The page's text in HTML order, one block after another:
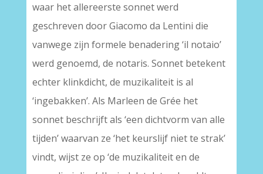
waar het allereerste sonnet werd
geschreven door Giacomo da Lentini die
vanwege zijn formele benadering ‘il notaio’
werd genoemd, de notaris. Sonnet betekent
echter klinkdicht, de muzikaliteit is al
‘ingebakken’. Als Marleen de Grée het
sonnet beschrijft als ‘een dichtvorm van alle
tijden’ waarvan ze ‘het keurslijf niet te strak’
vindt, wijst ze op ‘de muzikaliteit en de